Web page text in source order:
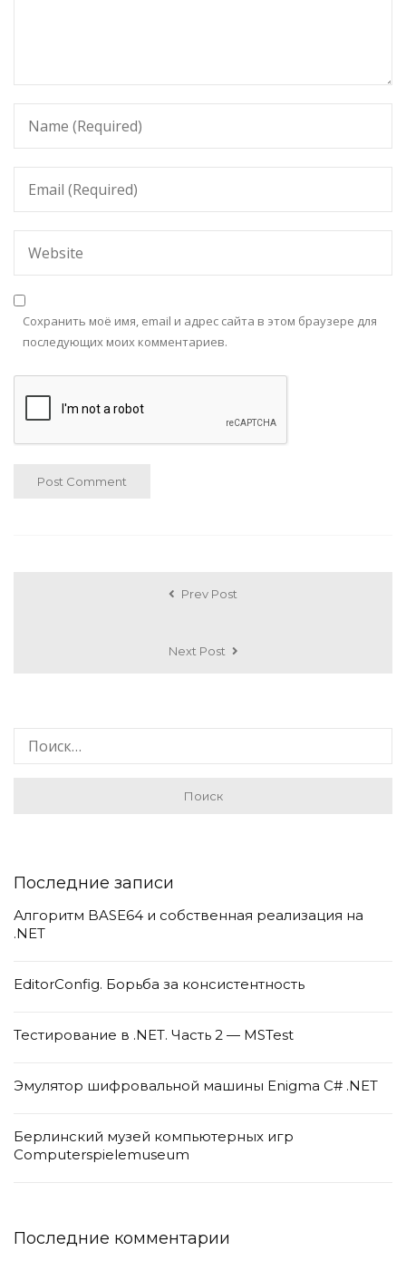
Сохранить моё имя, email и адрес сайта в этом браузере для
последующих моих комментариев.
Prev Post
Next Post
Последние записи
Алгоритм BASE64 и собственная реализация на
.NET
EditorConfig. Борьба за консистентность
Тестирование в .NET. Часть 2 — MSTest
Эмулятор шифровальной машины Enigma C# .NET
Берлинский музей компьютерных игр
Computerspielemuseum
Последние комментарии